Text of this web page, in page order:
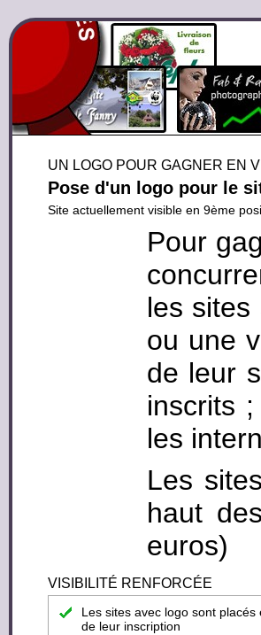
UN LOGO POUR GAGNER EN
Pose d'un logo pour le
Site actuellement visible en 9ème
Pour
les
ou une
de leur
inscrits
les
Les
haut
euros)
VISIBILITÉ RENFORCÉE
Les sites avec logo sont
de leur inscription